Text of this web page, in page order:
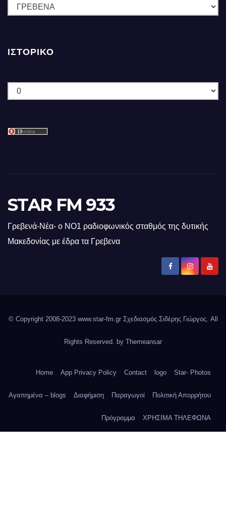
ΚΑΤΗΓΟΡΙΕΣ
ΙΣΤΟΡΙΚΌ
Ιστορικό
STAR FM 933
Γρεβενά-Νέα- ο ΝΟ1 ραδιοφωνικός σταθμός της δυτικής
Μακεδονίας με έδρα τα Γρεβενα
© Copyright 2008-2023 www.star-fm.gr Σχεδιασμός Σιδέρης Γιώργος. All
Rights Reserved. by Themeansar
Home App Privacy Policy Contact logo Star- Photos
Αγαπημένα – blogs Διαφήμιση Παραγωγοί Πολιτική Απορρήτου
Πρόγραμμα ΧΡΗΣΙΜΑ ΤΗΛΕΦΩΝΑ